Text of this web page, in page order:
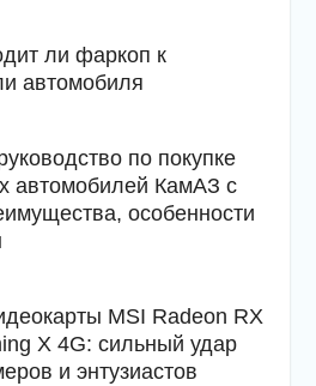
ли фаркоп к
автомобиля
по покупке
автомобилей КамАЗ с
особенности
MSI Radeon RX
X 4G: сильный удар
и энтузиастов